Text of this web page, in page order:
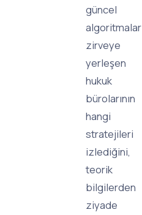
güncel
zirveye
yerleşen
hukuk
bürolarının
hangi
stratejileri
izlediğini,
teorik
bilgilerden
ziyade